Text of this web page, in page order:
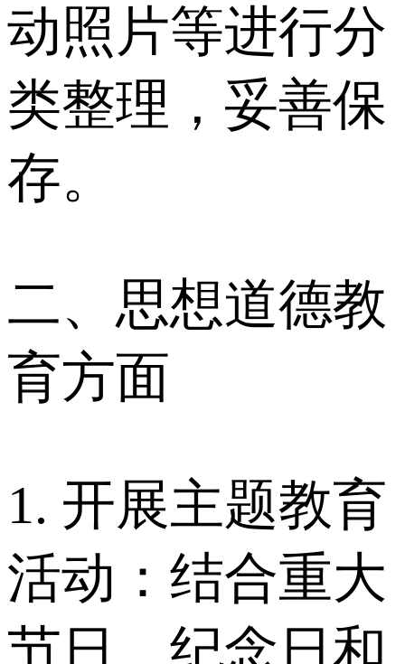
动照片等进行分
类整理，妥善保
存。
二、思想道德教
育方面
1. 开展主题教育
活动：结合重大
节日、纪念日和